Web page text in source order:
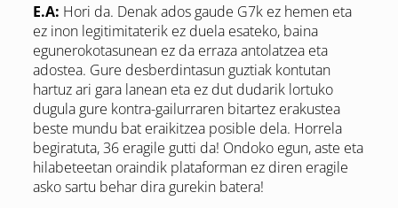
E.A: Hori da. Denak ados gaude G7k ez hemen eta
ez inon legitimitaterik ez duela esateko, baina
egunerokotasunean ez da erraza antolatzea eta
adostea. Gure desberdintasun guztiak kontutan
hartuz ari gara lanean eta ez dut dudarik lortuko
dugula gure kontra-gailurraren bitartez erakustea
beste mundu bat eraikitzea posible dela. Horrela
begiratuta, 36 eragile gutti da! Ondoko egun, aste eta
hilabeteetan oraindik plataforman ez diren eragile
asko sartu behar dira gurekin batera!